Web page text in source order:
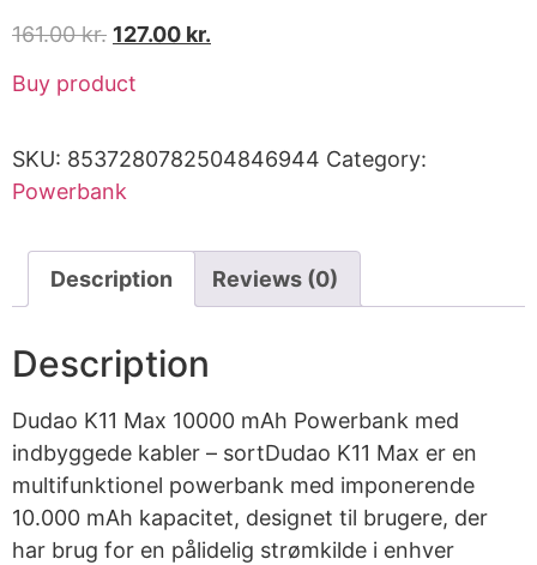
161.00kr. 127.00 kr.
Buy product
SKU: 8537280782504846944 Category:
Powerbank
Description Reviews (0)
Description
Dudao K11 Max 10000 mAh Powerbank med
indbyggede kabler – sortDudao K11 Max er en
multifunktionel powerbank med imponerende
10.000 mAh kapacitet, designet til brugere, der
har brug for en pålidelig strømkilde i enhver